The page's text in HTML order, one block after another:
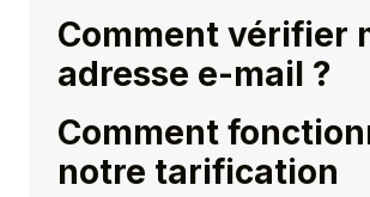
Comment vérifier
adresse e-mail ?
Comment
notre tarification